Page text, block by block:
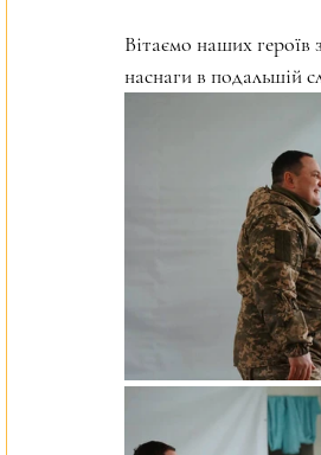
Вітаємо наших
наснаги в подальшій